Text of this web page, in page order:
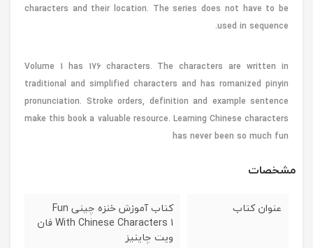
characters and their location. The series does not have to be
used in sequence.
Volume 1 has 176 characters. The characters are written in
traditional and simplified characters and has romanized pinyin
pronunciation. Stroke orders, definition and example sentence
make this book a valuable resource. Learning Chinese characters
has never been so much fun
مشخصات
عنوان کتاب
کتاب آموزش خنزه چینی Fun
With Chinese Characters 1 فان
ویت چاینیز